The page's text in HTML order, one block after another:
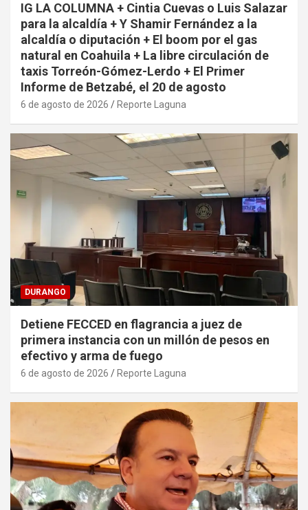
IG LA COLUMNA + Cintia Cuevas o Luis Salazar
para la alcaldía + Y Shamir Fernández a la
alcaldía o diputación + El boom por el gas
natural en Coahuila + La libre circulación de
taxis Torreón-Gómez-Lerdo + El Primer
Informe de Betzabé, el 20 de agosto
6 de agosto de 2026 Reporte Laguna
DURANGO
Detiene FECCED en flagrancia a juez de
primera instancia con un millón de pesos en
efectivo y arma de fuego
6 de agosto de 2026 Reporte Laguna